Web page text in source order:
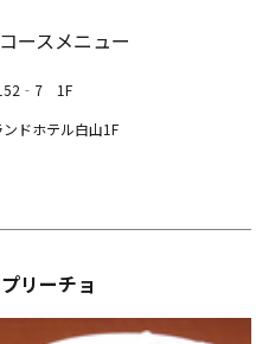
ースメニュー
152‐7 1F
ドホテル白山1F
リーチョ